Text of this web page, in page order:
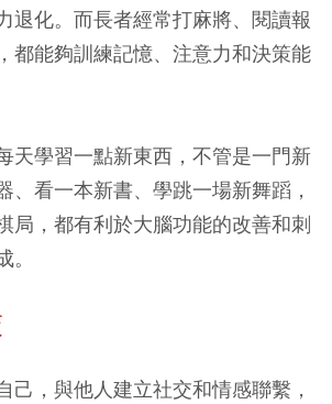
退化。而長者經常打麻將、閱讀報
都能夠訓練記憶、注意力和決策能
天學習一點新東西，不管是一門新
、看一本新書、學跳一場新舞蹈，
局，都有利於大腦功能的改善和刺
己，與他人建立社交和情感聯繫，